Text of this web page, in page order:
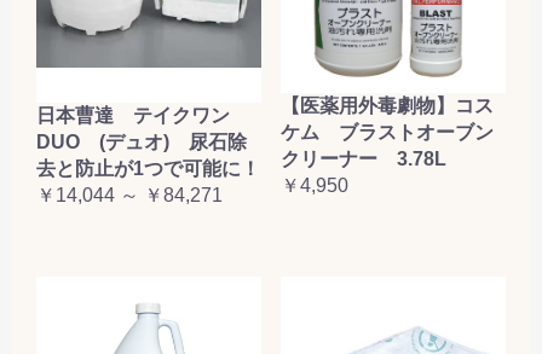
日本曹達 テイクワン
DUO (デュオ) 尿石除
去と防止が1つで可能に！
￥14,044 ～ ￥84,271
【医薬用外毒劇物】コス
ケム ブラストオーブン
クリーナー 3.78L
￥4,950